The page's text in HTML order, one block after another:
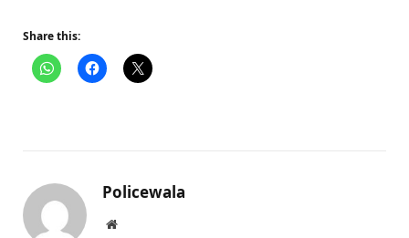
Share this:
Policewala
Website